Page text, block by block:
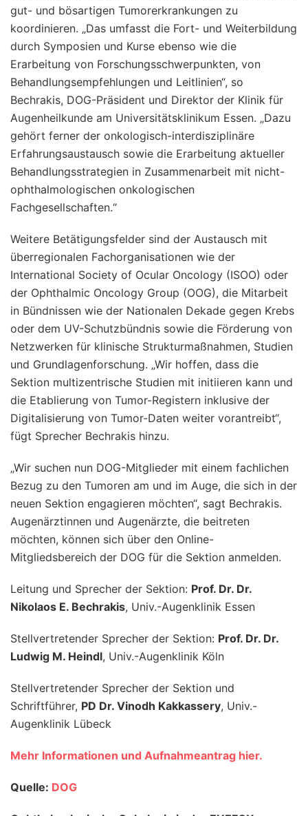
gut- und bösartigen Tumorerkrankungen zu
koordinieren. „Das umfasst die Fort- und Weiterbildung
durch Symposien und Kurse ebenso wie die
Erarbeitung von Forschungsschwerpunkten, von
Behandlungsempfehlungen und Leitlinien“, so
Bechrakis, DOG-Präsident und Direktor der Klinik für
Augenheilkunde am Universitätsklinikum Essen. „Dazu
gehört ferner der onkologisch-interdisziplinäre
Erfahrungsaustausch sowie die Erarbeitung aktueller
Behandlungsstrategien in Zusammenarbeit mit nicht-
ophthalmologischen onkologischen
Fachgesellschaften.“
Weitere Betätigungsfelder sind der Austausch mit
überregionalen Fachorganisationen wie der
International Society of Ocular Oncology (ISOO) oder
der Ophthalmic Oncology Group (OOG), die Mitarbeit
in Bündnissen wie der Nationalen Dekade gegen Krebs
oder dem UV-Schutzbündnis sowie die Förderung von
Netzwerken für klinische Strukturmaßnahmen, Studien
und Grundlagenforschung. „Wir hoffen, dass die
Sektion multizentrische Studien mit initiieren kann und
die Etablierung von Tumor-Registern inklusive der
Digitalisierung von Tumor-Daten weiter vorantreibt“,
fügt Sprecher Bechrakis hinzu.
„Wir suchen nun DOG-Mitglieder mit einem fachlichen
Bezug zu den Tumoren am und im Auge, die sich in der
neuen Sektion engagieren möchten“, sagt Bechrakis.
Augenärztinnen und Augenärzte, die beitreten
möchten, können sich über den Online-
Mitgliedsbereich der DOG für die Sektion anmelden.
Leitung und Sprecher der Sektion: Prof. Dr. Dr.
Nikolaos E. Bechrakis, Univ.-Augenklinik Essen
Stellvertretender Sprecher der Sektion: Prof. Dr. Dr.
Ludwig M. Heindl, Univ.-Augenklinik Köln
Stellvertretender Sprecher der Sektion und
Schriftführer, PD Dr. Vinodh Kakkassery, Univ.-
Augenklinik Lübeck
Mehr Informationen und Aufnahmeantrag hier.
Quelle: DOG